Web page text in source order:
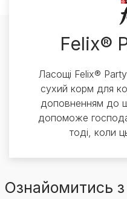
Felix®
Ласощі Felix®
сухий корм для
доповненням до
допоможе
тоді, коли
Ознайомитись